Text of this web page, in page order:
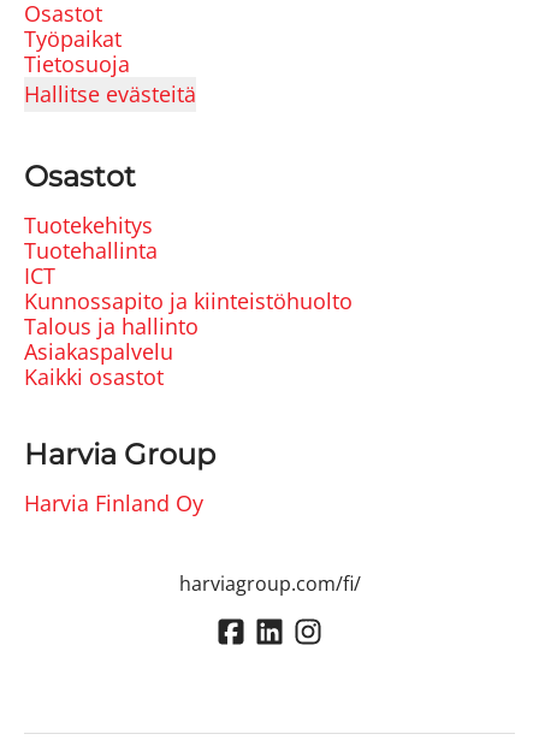
Osastot
Työpaikat
Tietosuoja
Hallitse evästeitä
Osastot
Tuotekehitys
Tuotehallinta
ICT
Kunnossapito ja kiinteistöhuolto
Talous ja hallinto
Asiakaspalvelu
Kaikki osastot
Harvia Group
Harvia Finland Oy
harviagroup.com/fi/